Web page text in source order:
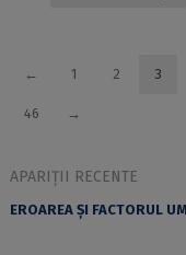
← 1 2 3
46 →
APARIȚII RECENTE
EROAREA ȘI FACTORUL